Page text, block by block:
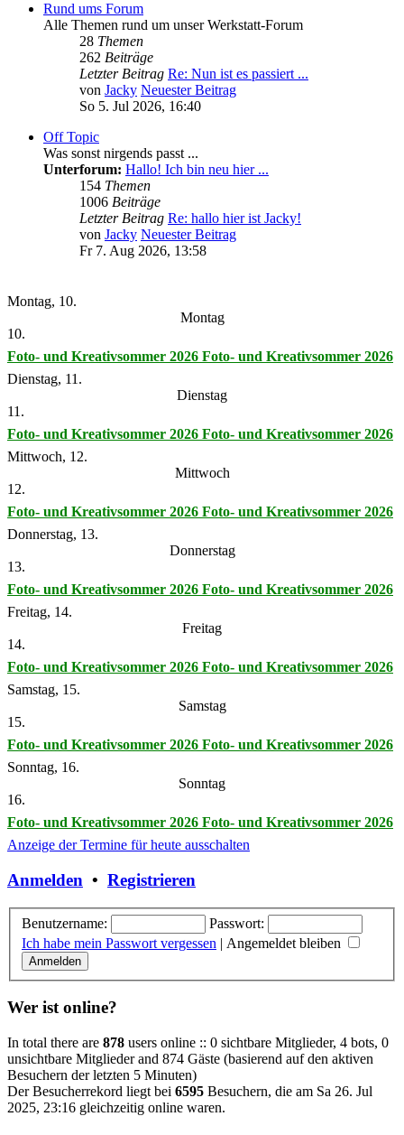
Rund ums Forum
Alle Themen rund um unser Werkstatt-Forum
28 Themen
262 Beiträge
Letzter Beitrag Re: Nun ist es passiert ...
von Jacky Neuester Beitrag
So 5. Jul 2026, 16:40
Off Topic
Was sonst nirgends passt ...
Unterforum: Hallo! Ich bin neu hier ...
154 Themen
1006 Beiträge
Letzter Beitrag Re: hallo hier ist Jacky!
von Jacky Neuester Beitrag
Fr 7. Aug 2026, 13:58
Montag, 10.
Montag
10.
Foto- und Kreativsommer 2026 Foto- und Kreativsommer 2026
Dienstag, 11.
Dienstag
11.
Foto- und Kreativsommer 2026 Foto- und Kreativsommer 2026
Mittwoch, 12.
Mittwoch
12.
Foto- und Kreativsommer 2026 Foto- und Kreativsommer 2026
Donnerstag, 13.
Donnerstag
13.
Foto- und Kreativsommer 2026 Foto- und Kreativsommer 2026
Freitag, 14.
Freitag
14.
Foto- und Kreativsommer 2026 Foto- und Kreativsommer 2026
Samstag, 15.
Samstag
15.
Foto- und Kreativsommer 2026 Foto- und Kreativsommer 2026
Sonntag, 16.
Sonntag
16.
Foto- und Kreativsommer 2026 Foto- und Kreativsommer 2026
Anzeige der Termine für heute ausschalten
Anmelden • Registrieren
Benutzername:
Passwort:
Ich habe mein Passwort vergessen | Angemeldet bleiben
Wer ist online?
In total there are 878 users online :: 0 sichtbare Mitglieder, 4 bots, 0
unsichtbare Mitglieder and 874 Gäste (basierend auf den aktiven
Besuchern der letzten 5 Minuten)
Der Besucherrekord liegt bei 6595 Besuchern, die am Sa 26. Jul
2025, 23:16 gleichzeitig online waren.